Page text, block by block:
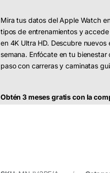
Mira tus datos del Apple Watch
tipos de entrenamientos y
en 4K Ultra HD. Descubre
semana. Enfócate en tu
paso con carreras y caminatas
Obtén 3 meses gratis con la